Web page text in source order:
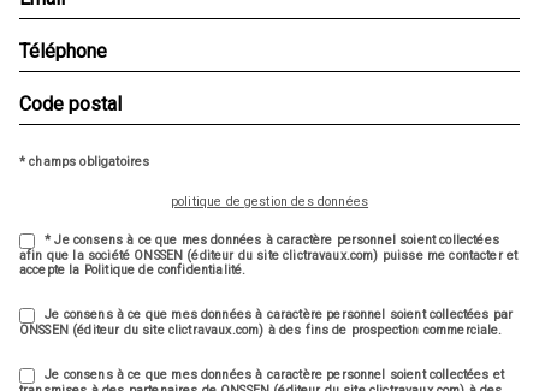
* champs obligatoires
politique de gestion des données
* Je consens à ce que mes données à caractère personnel soient collectées
afin que la société ONSSEN (éditeur du site clictravaux.com) puisse me contacter et
accepte la Politique de confidentialité.
Je consens à ce que mes données à caractère personnel soient collectées par
ONSSEN (éditeur du site clictravaux.com) à des fins de prospection commerciale.
Je consens à ce que mes données à caractère personnel soient collectées et